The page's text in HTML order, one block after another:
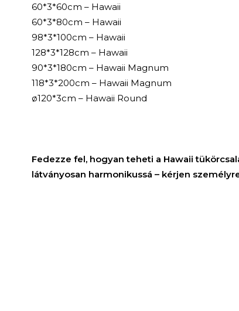
60*3*60cm – Hawaii
60*3*80cm – Hawaii
98*3*100cm – Hawaii
128*3*128cm – Hawaii
90*3*180cm – Hawaii Magnum
118*3*200cm – Hawaii Magnum
ø120*3cm – Hawaii Round
Fedezze fel, hogyan teheti a Hawaii
látványosan harmonikussá – kérjen